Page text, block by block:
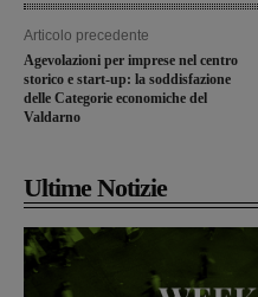
Articolo precedente
Agevolazioni per imprese nel centro
storico e start-up: la soddisfazione
delle Categorie economiche del
Valdarno
Ultime Notizie